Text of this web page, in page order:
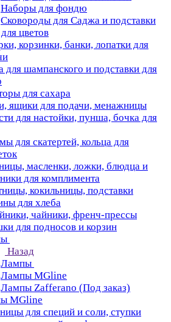
Наборы для фондю
Сковороды для Саджа и подставки
цветов
корзинки, банки, лопатки для
для шампанского и подставки для
для сахара
ящики для подачи, менажницы
для настойки, пунша, бочка для
для скатертей, кольца для
масленки, ложки, блюдца и
для комплимента
кокильницы, подставки
для хлеба
чайники, френч-прессы
для подносов и корзин
Назад
Лампы
Лампы MGline
Лампы Zafferano (Под заказ)
MGline
для специй и соли, ступки